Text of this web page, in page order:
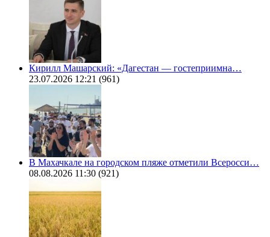
Кирилл Машарский: «Дагестан — гостеприимна…
23.07.2026 12:21 (961)
В Махачкале на городском пляже отметили Всеросси…
08.08.2026 11:30 (921)